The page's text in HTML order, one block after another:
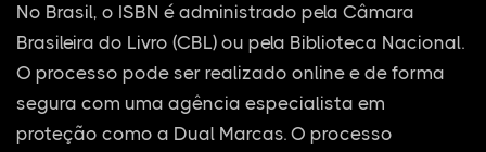
No Brasil, o ISBN é administrado pela Câmara
Brasileira do Livro (CBL) ou pela Biblioteca Nacional.
O processo pode ser realizado online e de forma
segura com uma agência especialista em
proteção como a Dual Marcas. O processo